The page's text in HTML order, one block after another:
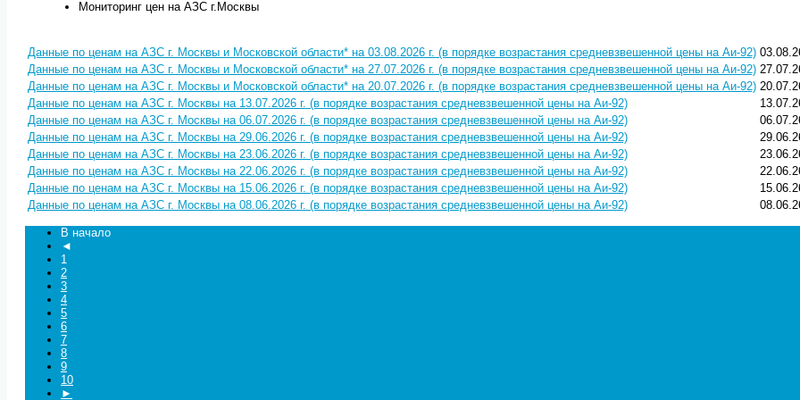
Мониторинг цен на АЗС г.Москвы
Данные по ценам на АЗС г. Москвы и Московской области* на 03.08.2026 г. (в порядке возрастания средневзвешенной цены на Аи-92)
Данные по ценам на АЗС г. Москвы и Московской области* на 27.07.2026 г. (в порядке возрастания средневзвешенной цены на Аи-92)
Данные по ценам на АЗС г. Москвы и Московской области* на 20.07.2026 г. (в порядке возрастания средневзвешенной цены на Аи-92)
Данные по ценам на АЗС г. Москвы на 13.07.2026 г. (в порядке возрастания средневзвешенной цены на Аи-92)
Данные по ценам на АЗС г. Москвы на 06.07.2026 г. (в порядке возрастания средневзвешенной цены на Аи-92)
Данные по ценам на АЗС г. Москвы на 29.06.2026 г. (в порядке возрастания средневзвешенной цены на Аи-92)
Данные по ценам на АЗС г. Москвы на 23.06.2026 г. (в порядке возрастания средневзвешенной цены на Аи-92)
Данные по ценам на АЗС г. Москвы на 22.06.2026 г. (в порядке возрастания средневзвешенной цены на Аи-92)
Данные по ценам на АЗС г. Москвы на 15.06.2026 г. (в порядке возрастания средневзвешенной цены на Аи-92)
Данные по ценам на АЗС г. Москвы на 08.06.2026 г. (в порядке возрастания средневзвешенной цены на Аи-92)
В начало
◄
1
2
3
4
5
6
7
8
9
10
►